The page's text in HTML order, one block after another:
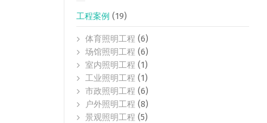
工程案例 (19)
体育照明工程 (6)
场馆照明工程 (6)
室内照明工程 (1)
工业照明工程 (1)
市政照明工程 (6)
户外照明工程 (8)
景观照明工程 (5)